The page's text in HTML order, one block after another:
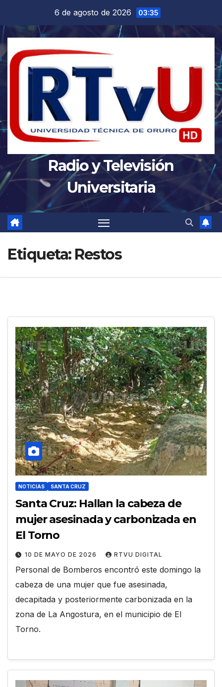
contenido
6 de agosto de 2026 03:35
Radio y Televisión
Universitaria
Etiqueta: Restos
NOTICIAS SANTA CRUZ
Santa Cruz: Hallan la cabeza de
mujer asesinada y carbonizada en
El Torno
10 DE MAYO DE 2026 RTVU DIGITAL
Personal de Bomberos encontró este domingo la
cabeza de una mujer que fue asesinada,
decapitada y posteriormente carbonizada en la
zona de La Angostura, en el municipio de El
Torno.